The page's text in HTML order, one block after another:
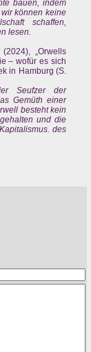
bauen, indem
können keine
schaffen,
lesen.
„Orwells
– wofür es sich
in Hamburg (S.
Seufzer der
Gemüth einer
besteht kein
und die
des